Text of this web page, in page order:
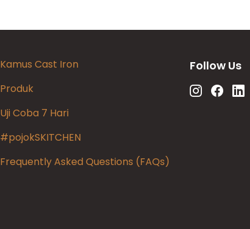
Kamus Cast Iron
Produk
Uji Coba 7 Hari
#pojokSKITCHEN
Frequently Asked Questions (FAQs)
Follow Us